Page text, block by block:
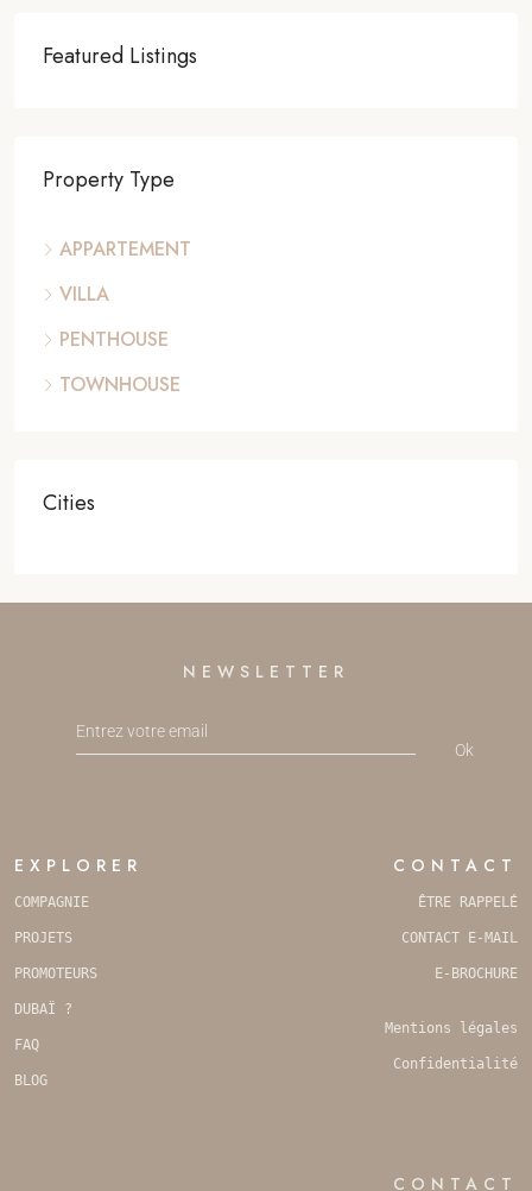
Featured Listings
Property Type
APPARTEMENT
VILLA
PENTHOUSE
TOWNHOUSE
Cities
NEWSLETTER
Ok
EXPLORER
COMPAGNIE
PROJETS
PROMOTEURS
DUBAÏ ?
FAQ
BLOG
CONTACT
ÊTRE RAPPELÉ
CONTACT E-MAIL
E-BROCHURE
Mentions légales
Confidentialité
CONTACT